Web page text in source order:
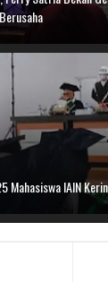
Mahasiswa IAIN